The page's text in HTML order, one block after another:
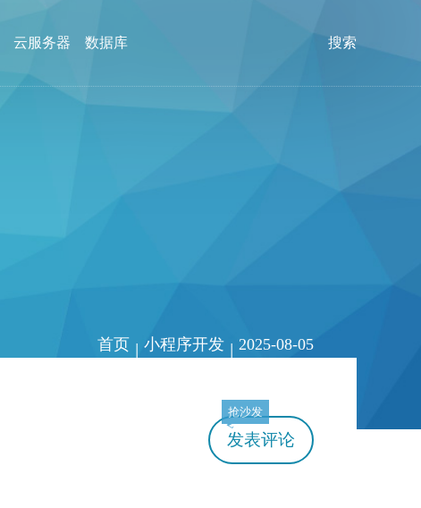
云服务器 数据库 搜索
首页 | 小程序开发 | 2025-08-05
抢沙发
发表评论